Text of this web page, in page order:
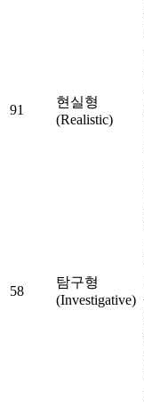
91
현실형
(Realistic)
58
탐구형
(Investigative)